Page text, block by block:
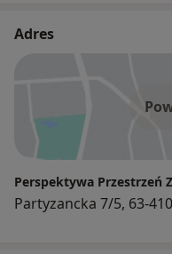
Adres
Perspektywa Przestrzeń
Partyzancka 7/5, 63-